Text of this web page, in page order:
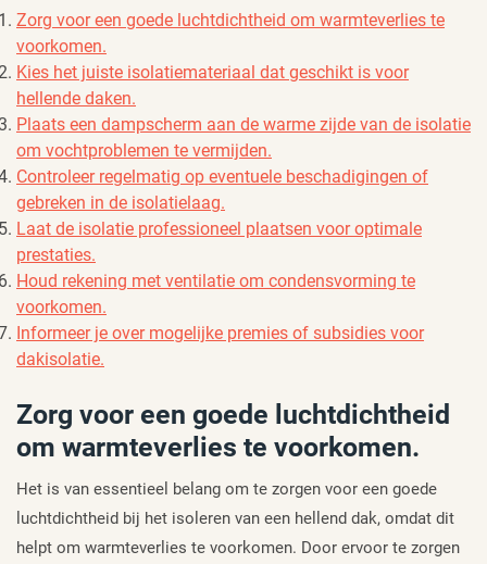
Zorg voor een goede luchtdichtheid om warmteverlies te
voorkomen.
Kies het juiste isolatiemateriaal dat geschikt is voor
hellende daken.
Plaats een dampscherm aan de warme zijde van de isolatie
om vochtproblemen te vermijden.
Controleer regelmatig op eventuele beschadigingen of
gebreken in de isolatielaag.
Laat de isolatie professioneel plaatsen voor optimale
prestaties.
Houd rekening met ventilatie om condensvorming te
voorkomen.
Informeer je over mogelijke premies of subsidies voor
dakisolatie.
Zorg voor een goede luchtdichtheid
om warmteverlies te voorkomen.
Het is van essentieel belang om te zorgen voor een goede
luchtdichtheid bij het isoleren van een hellend dak, omdat dit
helpt om warmteverlies te voorkomen. Door ervoor te zorgen